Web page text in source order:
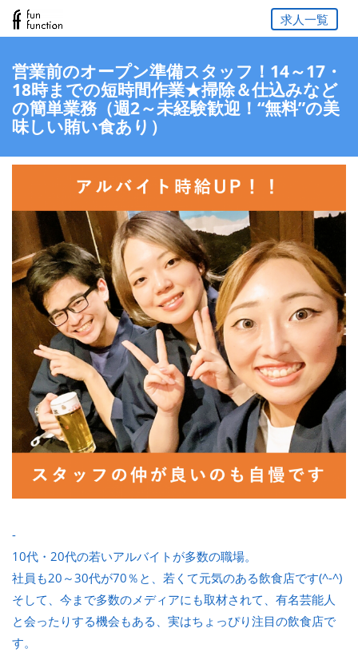
求人一覧
営業前のオープン準備スタッフ！14～17・
18時までの短時間作業★掃除＆仕込みなど
の簡単業務（週2～未経験歓迎！“無料”の美
味しい賄い食あり）
-
10代・20代の若いアルバイトが多数の職場。
社員も20～30代が70％と、若くて元気のある飲食店です(^-^)
そして、今まで多数のメディアにも取材されて、有名芸能人
と会ったりする機会もある、実はちょっぴり注目の飲食店で
す。